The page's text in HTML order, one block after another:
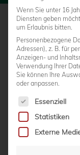
Wenn Sie unter 16
Diensten geben
um Erlaubnis bitten.
Personenbezogene
Adressen), z. B. für
Anzeigen- und
Verwendung Ihrer
Sie können Ihre
oder anpassen.
Es folgt eine Liste
Essenziell
Statistiken
Externe